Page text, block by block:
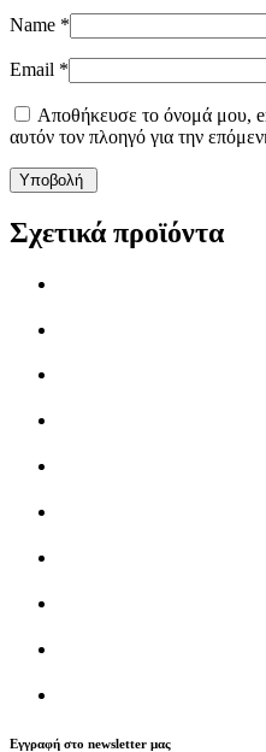
Name *
Email *
Αποθήκευσε το όνομά μου,
αυτόν τον πλοηγό για την
Σχετικά προϊόντα
Εγγραφή στο newsletter μας